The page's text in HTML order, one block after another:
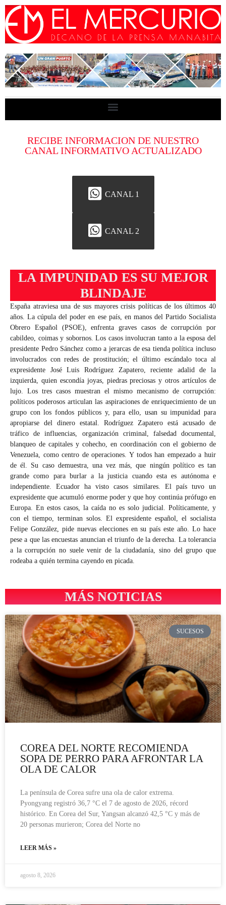
RECIBE INFORMACION DE NUESTRO
CANAL INFORMATIVO ACTUALIZADO
CANAL 1
CANAL 2
LA IMPUNIDAD ES SU MEJOR
BLINDAJE
España atraviesa una de sus mayores crisis políticas de los últimos 40
años. La cúpula del poder en ese país, en manos del Partido Socialista
Obrero Español (PSOE), enfrenta graves casos de corrupción por
cabildeo, coimas y sobornos. Los casos involucran tanto a la esposa del
presidente Pedro Sánchez como a jerarcas de esa tienda política incluso
involucrados con redes de prostitución; el último escándalo toca al
expresidente José Luis Rodríguez Zapatero, reciente adalid de la
izquierda, quien escondía joyas, piedras preciosas y otros artículos de
lujo. Los tres casos muestran el mismo mecanismo de corrupción:
políticos poderosos articulan las aspiraciones de enriquecimiento de un
grupo con los fondos públicos y, para ello, usan su impunidad para
apropiarse del dinero estatal. Rodríguez Zapatero está acusado de
tráfico de influencias, organización criminal, falsedad documental,
blanqueo de capitales y cohecho, en coordinación con el gobierno de
Venezuela, como centro de operaciones. Y todos han empezado a huir
de él. Su caso demuestra, una vez más, que ningún político es tan
grande como para burlar a la justicia cuando esta es autónoma e
independiente. Ecuador ha visto casos similares. El país tuvo un
expresidente que acumuló enorme poder y que hoy continúa prófugo en
Europa. En estos casos, la caída no es solo judicial. Políticamente, y
con el tiempo, terminan solos. El expresidente español, el socialista
Felipe González, pide nuevas elecciones en su país este año. Lo hace
pese a que las encuestas anuncian el triunfo de la derecha. La tolerancia
a la corrupción no suele venir de la ciudadanía, sino del grupo que
rodeaba a quién termina cayendo en picada.
MÁS NOTICIAS
SUCESOS
COREA DEL NORTE RECOMIENDA
SOPA DE PERRO PARA AFRONTAR LA
OLA DE CALOR
La península de Corea sufre una ola de calor extrema.
Pyongyang registró 36,7 °C el 7 de agosto de 2026, récord
histórico. En Corea del Sur, Yangsan alcanzó 42,5 °C y más de
20 personas murieron; Corea del Norte no
LEER MÁS »
agosto 8, 2026